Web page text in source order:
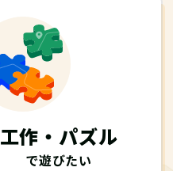
工作・パズル
で遊びたい